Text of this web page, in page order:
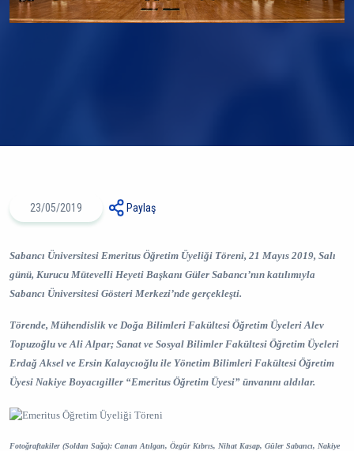
23/05/2019 Paylaş
Sabancı Üniversitesi Emeritus Öğretim Üyeliği Töreni, 21 Mayıs 2019, Salı
günü, Kurucu Mütevelli Heyeti Başkanı Güler Sabancı’nın katılımıyla
Sabancı Üniversitesi Gösteri Merkezi’nde gerçekleşti.
Törende, Mühendislik ve Doğa Bilimleri Fakültesi Öğretim Üyeleri Alev
Topuzoğlu ve Ali Alpar; Sanat ve Sosyal Bilimler Fakültesi Öğretim Üyeleri
Erdağ Aksel ve Ersin Kalaycıoğlu ile Yönetim Bilimleri Fakültesi Öğretim
Üyesi Nakiye Boyacıgiller “Emeritus Öğretim Üyesi” ünvanını aldılar.
Fotoğraftakiler (Soldan Sağa): Canan Atılgan, Özgür Kıbrıs, Nihat Kasap, Güler Sabancı, Nakiye